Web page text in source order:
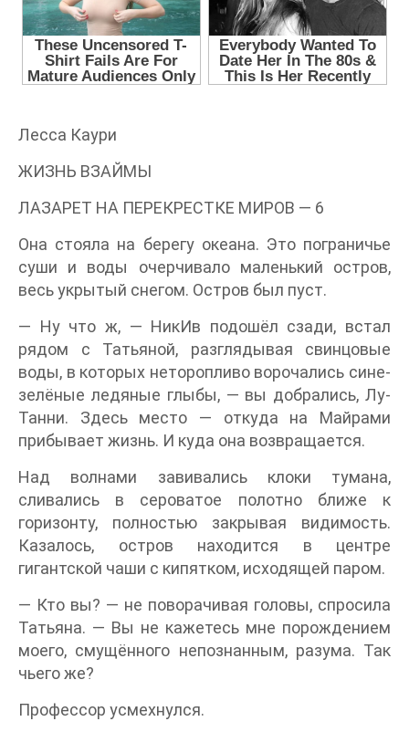
Лесса Каури
ЖИЗНЬ ВЗАЙМЫ
ЛАЗАРЕТ НА ПЕРЕКРЕСТКЕ МИРОВ — 6
Она стояла на берегу океана. Это пограничье
суши и воды очерчивало маленький остров,
весь укрытый снегом. Остров был пуст.
— Ну что ж, — НикИв подошёл сзади, встал
рядом с Татьяной, разглядывая свинцовые
воды, в которых неторопливо ворочались сине-
зелёные ледяные глыбы, — вы добрались, Лу-
Танни. Здесь место — откуда на Майрами
прибывает жизнь. И куда она возвращается.
Над волнами завивались клоки тумана,
сливались в сероватое полотно ближе к
горизонту, полностью закрывая видимость.
Казалось, остров находится в центре
гигантской чаши с кипятком, исходящей паром.
— Кто вы? — не поворачивая головы, спросила
Татьяна. — Вы не кажетесь мне порождением
моего, смущённого непознанным, разума. Так
чьего же?
Профессор усмехнулся.